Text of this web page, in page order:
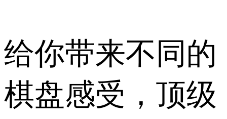
给你带来不同的
棋盘感受，顶级